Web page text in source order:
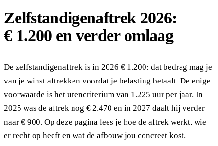
Zelfstandigenaftrek 2026:
€ 1.200 en verder omlaag
De zelfstandigenaftrek is in 2026 € 1.200: dat bedrag mag je
van je winst aftrekken voordat je belasting betaalt. De enige
voorwaarde is het urencriterium van 1.225 uur per jaar. In
2025 was de aftrek nog € 2.470 en in 2027 daalt hij verder
naar € 900. Op deze pagina lees je hoe de aftrek werkt, wie
er recht op heeft en wat de afbouw jou concreet kost.